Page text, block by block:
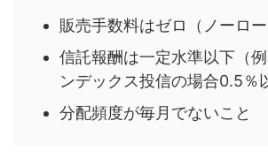
販売手数料はゼロ（ノーロー
信託報酬は一定水準以下（
ンデックス投信の場合0.5％
分配頻度が毎月でないこと